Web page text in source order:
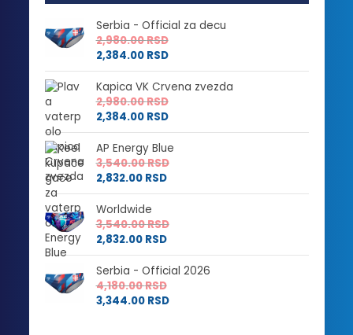
Serbia - Official za decu
2,980.00RSD
2,384.00 RSD
Kapica VK Crvena zvezda
2,980.00RSD
2,384.00 RSD
AP Energy Blue
3,540.00RSD
2,832.00 RSD
Worldwide
3,540.00RSD
2,832.00 RSD
Serbia - Official 2026
4,180.00RSD
3,344.00 RSD